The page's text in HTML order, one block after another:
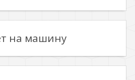
на машину